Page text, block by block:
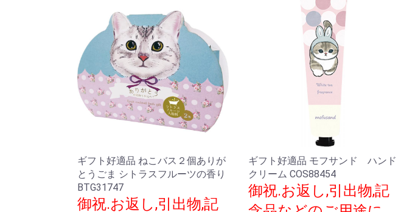
ギフト好適品 ねこバス２個ありが
とうごま シトラスフルーツの香り
BTG31747
御祝.お返し,引出物,記
ギフト好適品 モフサンド ハンド
クリーム COS88454
御祝.お返し,引出物,記